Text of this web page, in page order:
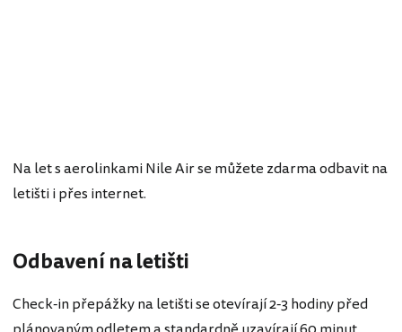
Na let s aerolinkami Nile Air se můžete zdarma odbavit na
letišti i přes internet.
Odbavení na letišti
Check-in přepážky na letišti se otevírají 2-3 hodiny před